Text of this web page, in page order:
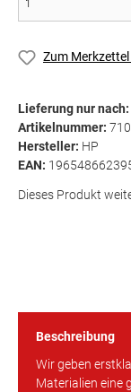
Zum
Lieferung nur nach:
Artikelnummer:
Hersteller: HP
EAN:
Dieses Produkt
Beschreibung
Wir geben
Materialien eine